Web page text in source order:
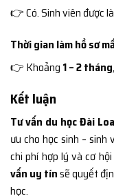
👉 Có. Sinh viên được
Thời gian làm hồ sơ
👉 Khoảng 1 – 2 tháng
Kết luận
Tư vấn du học Đài
ưu cho học sinh – sinh
chi phí hợp lý và cơ
vấn uy tínsẽ quyết
học.